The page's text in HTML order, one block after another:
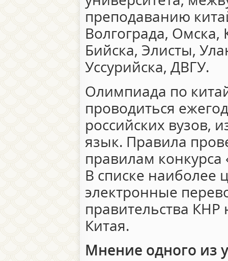
преподаванию
Волгограда, Омска,
Бийска, Элисты,
Уссурийска, ДВГУ.
Олимпиада по
проводиться
российских вузов,
язык. Правила
правилам конкурса
В списке наиболее
электронные
правительства
Китая.
Мнение одного из